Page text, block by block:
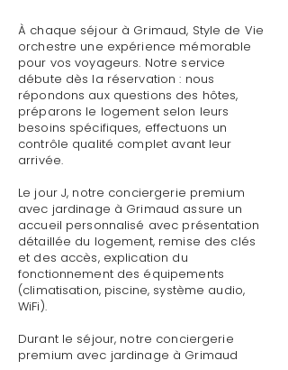
À chaque séjour à Grimaud, Style de Vie
orchestre une expérience mémorable
pour vos voyageurs. Notre service
débute dès la réservation : nous
répondons aux questions des hôtes,
préparons le logement selon leurs
besoins spécifiques, effectuons un
contrôle qualité complet avant leur
arrivée.
Le jour J, notre conciergerie premium
avec jardinage à Grimaud assure un
accueil personnalisé avec présentation
détaillée du logement, remise des clés
et des accès, explication du
fonctionnement des équipements
(climatisation, piscine, système audio,
WiFi).
Durant le séjour, notre conciergerie
premium avec jardinage à Grimaud